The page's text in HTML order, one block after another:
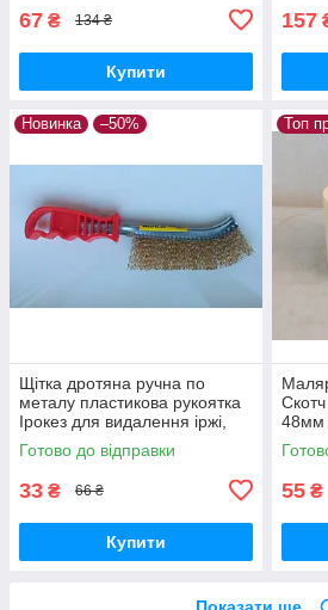
67 ₴ 134 ₴
Купити
157
Новинка –50%
Щітка дротяна ручна по
металу пластикова рукоятка
Ірокез для видалення іржі,
окалини, фарби, клею з
поверхонь
Готово до відправки
33 ₴ 66 ₴
Купити
Топ
48мм
55 ₴